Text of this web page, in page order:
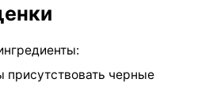
черные